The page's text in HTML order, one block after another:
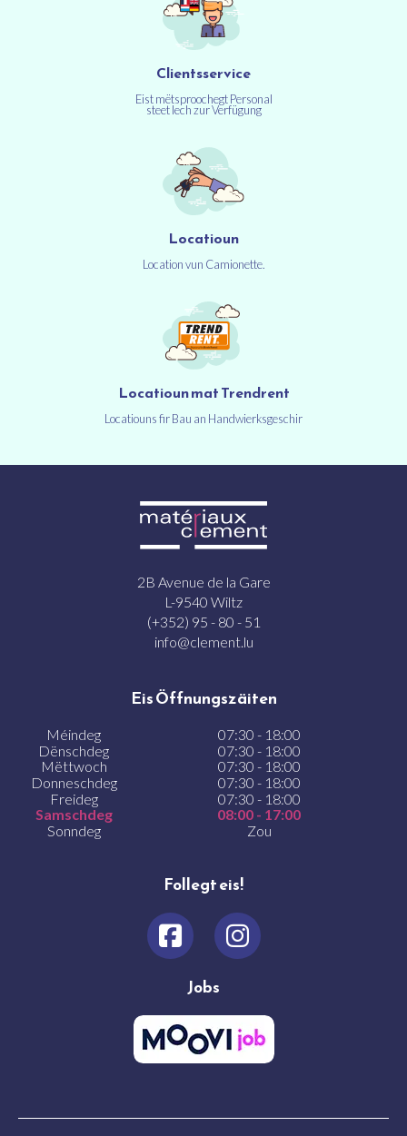
Clientsservice
Eist mëtsproochegt Personal
steet Iech zur Verfügung
Locatioun
Location vun Camionette.
Locatioun mat Trendrent
Locatiouns fir Bau an Handwierksgeschir
2B Avenue de la Gare
L-9540 Wiltz
(+352) 95 - 80 - 51
info@clement.lu
Eis Öffnungszäiten
Méindeg
07:30 - 18:00
Dënschdeg
07:30 - 18:00
Mëttwoch
07:30 - 18:00
Donneschdeg
07:30 - 18:00
Freideg
07:30 - 18:00
Samschdeg
08:00 - 17:00
Sonndeg
Zou
Follegt eis!
Jobs